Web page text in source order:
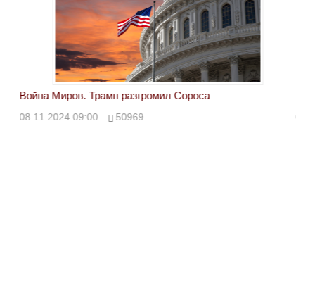
Война Миров. Трамп разгромил Сороса
08.11.2024 09:00 50969